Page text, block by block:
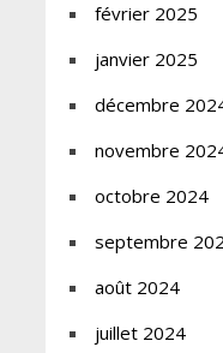
février 2025
janvier 2025
décembre
novembre
octobre 2024
septembre
août 2024
juillet 2024